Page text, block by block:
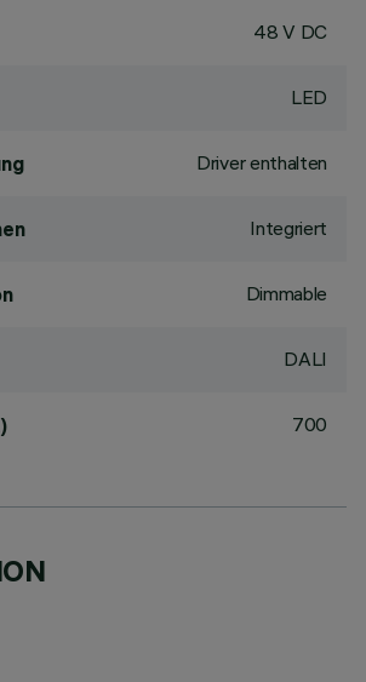
48 V DC
LED
Driver enthalten
Integriert
Dimmable
DALI
700